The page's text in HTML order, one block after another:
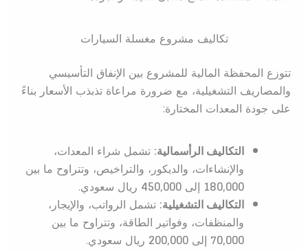
تكاليف مشروع مغسلة السيارات
تتوزع المحفظة المالية للمشروع بين الإنفاق التأسيسي
والمصاريف التشغيلية، مع ضرورة مراعاة تذبذب الأسعار بناءً
على جودة المعدات المختارة:
التكاليف الرأسمالية:تشمل شراء المعدات،
والإنشاءات، والديكور، والتراخيص، وتتراوح ما بين
180,000إلى 450,000ريال سعودي.
التكاليف التشغيلية:تشمل الرواتب، والإيجار،
والمنظفات، وفواتير الطاقة، وتتراوح ما بين
70,000إلى 200,000ريال سعودي.